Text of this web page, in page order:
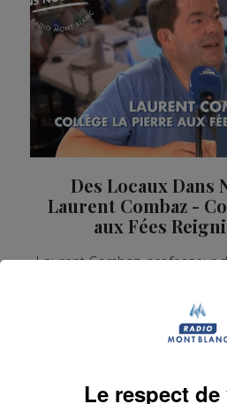
Des Locaux Dans
Laurent Combaz -
aux Fées
Laurent Combaz, professeur
locaux ».
La Matinale des Super Lève-Tôt
Le respect